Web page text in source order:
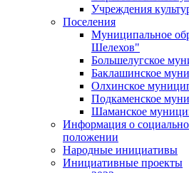
Учреждения
Поселения
Муниципальное
Шелехов"
Большелугское
Баклашинское
Олхинское
Подкаменское
Шаманское
Информация о
положении
Народные инициативы
Инициативные проекты